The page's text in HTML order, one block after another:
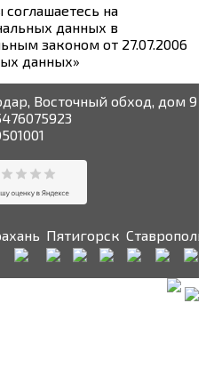
на
данных в
законом от 27.07.2006
данных»
Восточный обход, дом 9
Пятигорск Ставрополь